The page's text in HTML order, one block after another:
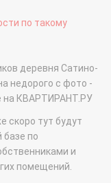
по такому
деревня Сатино-
недорого с фото -
на КВАРТИРАНТ.РУ
скоро тут будут
по
и
помещений.